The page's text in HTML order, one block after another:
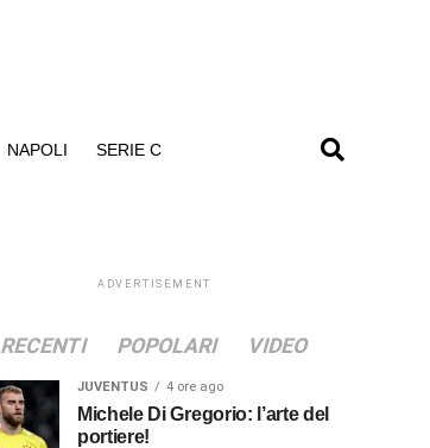
NAPOLI SERIE C
ADVERTISEMENT
RECENTI POPOLARI VIDEO
JUVENTUS 4 ore ago
Michele Di Gregorio: l’arte del
portiere!